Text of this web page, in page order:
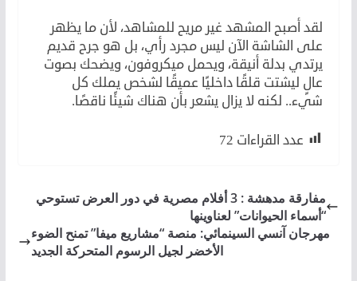
لقد أصبح المشهد غير مريح للمشاهد، لأن ما يظهر
على الشاشة الآن ليس مجرد رأي، بل هو جرح قديم
يرتدي بدلة أنيقة، ويحمل ميكروفون، ويضحك بصوت
عالٍ ليشتت قلقًا داخليًا عميقًا لشخص يملك كل
شيء.. لكنه لا يزال يشعر بأن هناك شيئًا ناقصًا.
عدد القراءات 72
مفارقة مدهشة : 3 أفلام مصرية في دور العرض تستوحي
“أسماء الحيوانات” لعناوينها
مهرجان آنسي السينمائي: منصة “مشاريع ميفا” تمنح الضوء
الأخضر لجيل الرسوم المتحركة الجديد